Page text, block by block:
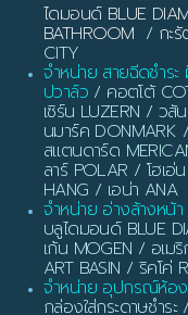
ไดมอนด์ BLUE
BATHROOM / กะ
CITY
จำหน่าย สายฉีดชำร
ปวาล์ว / คอตโต้
เซิร์น LUZERN / ว
นมาร์ค DONMARK
สแตนดาร์ด
ลาร์ POLAR / โฮเ
HANG / เอน่า ANA
จำหน่าย อ่างล้างหน้า
บลูไดมอนด์ BLUE
เก้น MOGEN / อเม
ART BASIN / ริคโค่
จำหน่าย อุปกรณ์ห้อ
กล่องใส่กระดาษชำ